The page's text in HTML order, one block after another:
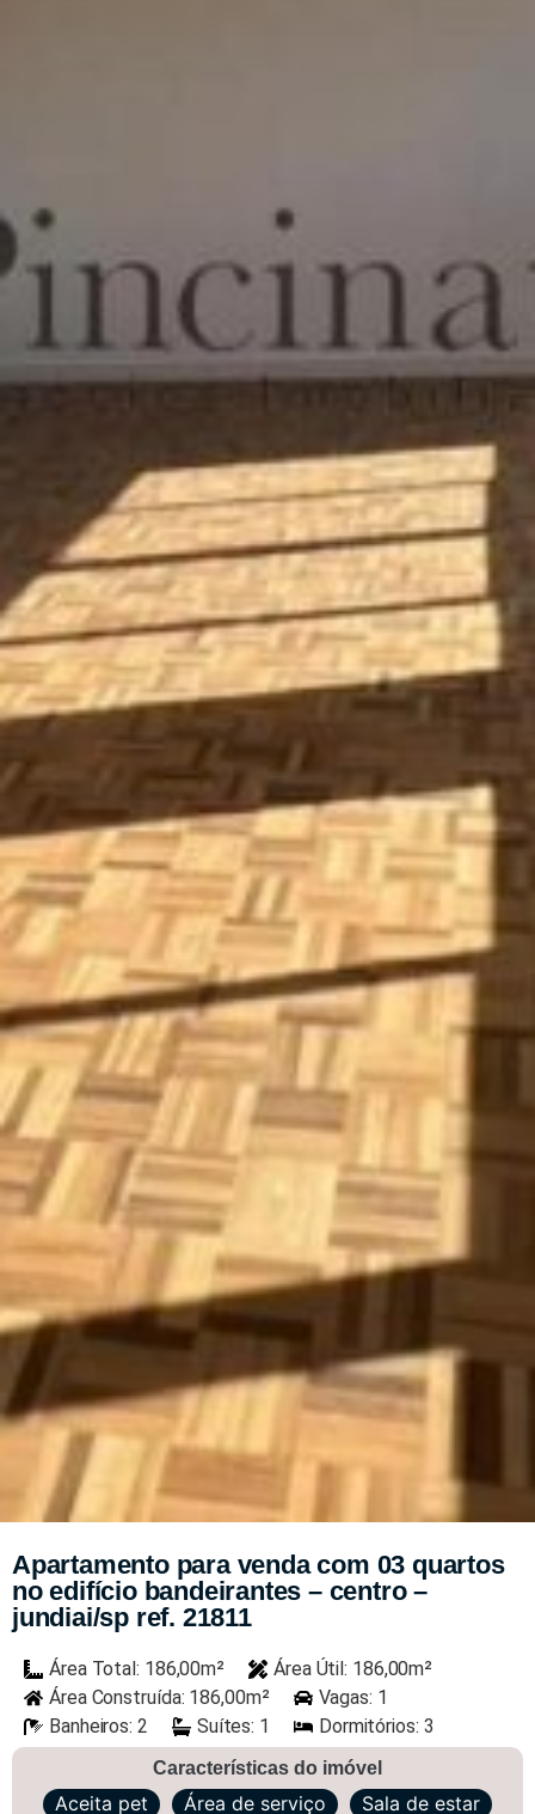
Apartamento para venda com 03 quartos
no edifício bandeirantes – centro –
jundiai/sp ref. 21811
Área Total: 186,00m²
Área Útil: 186,00m²
Área Construída: 186,00m²
Vagas: 1
Banheiros: 2
Suítes: 1 Dormitórios: 3
Características do imóvel
Aceita pet Área de serviço Sala de estar